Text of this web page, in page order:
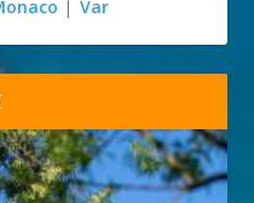
| Var